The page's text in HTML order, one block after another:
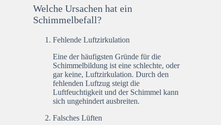
Welche Ursachen hat ein
Schimmelbefall?
Fehlende Luftzirkulation
Eine der häufigsten Gründe für die
Schimmelbildung ist eine schlechte, oder
gar keine, Luftzirkulation. Durch den
fehlenden Luftzug steigt die
Luftfeuchtigkeit und der Schimmel kann
sich ungehindert ausbreiten.
Falsches Lüften